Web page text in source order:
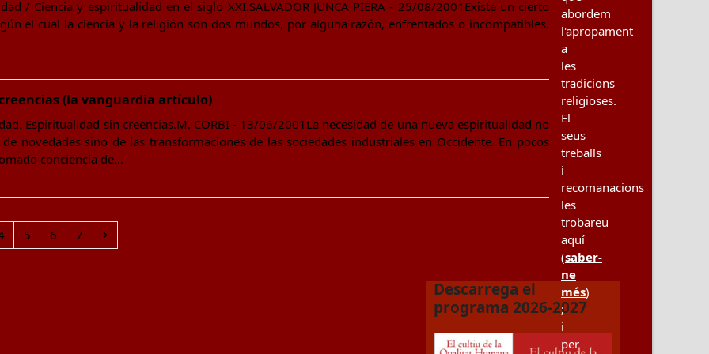
/ Ciencia y espiritualidad en el siglo XXI.SALVADOR JUNCA PIERA - 25/08/2001Existe un cierto
el cual la ciencia y la religión son dos mundos, por alguna razón, enfrentados o incompatibles.
(la vanguardia artículo)
Espiritualidad sin creencias.M. CORBI - 13/06/2001La necesidad de una nueva espiritualidad no
novedades sino de las transformaciones de las sociedades industriales en Occidente. En pocos
conciencia de…
Page
5 Page
6 Page
7 Next
Descarrega el
programa 2026-2027
abordem
l'apropament
a
les
tradicions
religioses.
El
seus
treballs
i
recomanacions
les
trobareu
aquí
(saber-
ne
més)
;
i
per